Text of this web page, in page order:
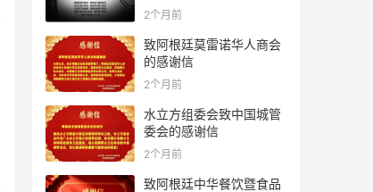
明
2个月前
致阿根廷莫雷诺华人商会
的感谢信
2个月前
水立方组委会致中国城管
委会的感谢信
2个月前
致阿根廷中华餐饮暨食品